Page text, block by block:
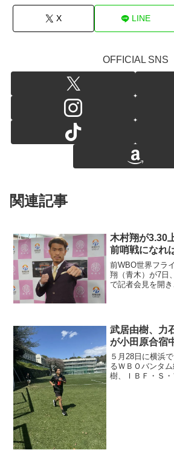
X LINE
OFFICIAL SNS
関連記事
木村翔が3.30
前哨戦になれ
前WBO世界フラ
翔（青木）が7日
で記者会見を開き
ミニマム級...
武居由樹、力
が小田原合宿
５月28日に横浜
るＷＢＯバンタ
樹、ＩＢＦ・Ｓ